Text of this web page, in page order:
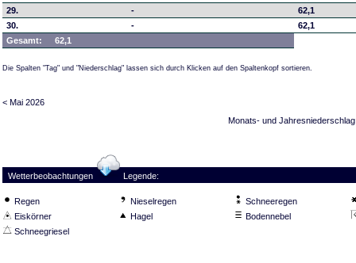
29.
-
62,1
30.
-
62,1
Gesamt:
62,1
Die Spalten "Tag" und "Niederschlag" lassen sich durch Klicken auf den Spaltenkopf sortieren.
< Mai 2026
Monats- und Jahresniederschlag
Wetterbeobachtungen Legende:
Regen Nieselregen
Schneeregen
Eiskörner
Hagel
Bodennebel
Schneegriesel